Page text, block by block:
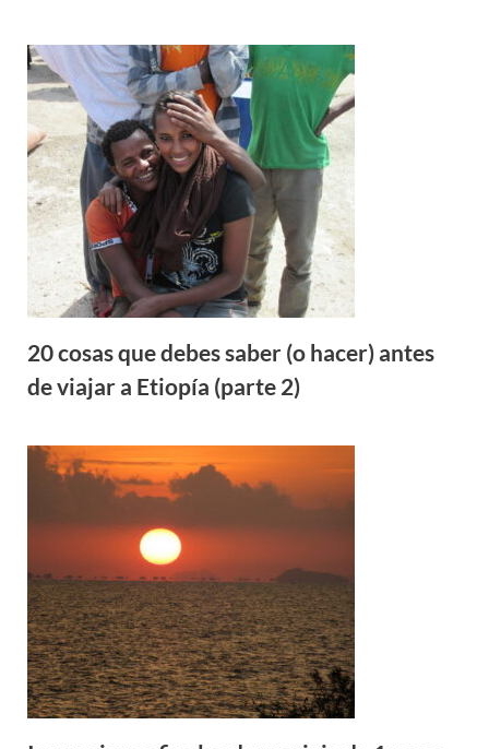
20 cosas que debes saber (o hacer) antes
de viajar a Etiopía (parte 2)